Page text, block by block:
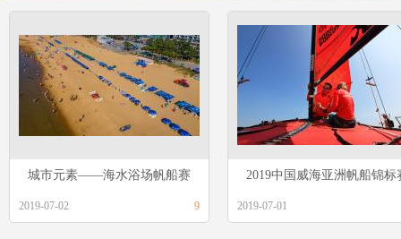
城市元素——海水浴场帆船赛
2019-07-02 9
2019中国威海亚洲帆船锦标
2019-07-01